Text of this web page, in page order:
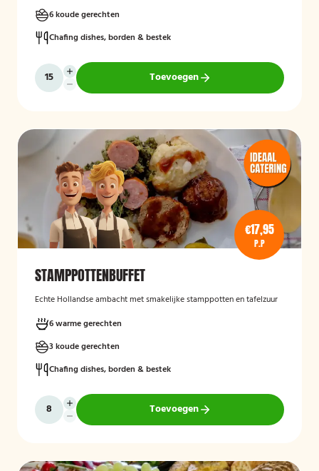
6 koude gerechten
Chafing dishes, borden & bestek
Toevoegen
€17,95
P.P
STAMPPOTTENBUFFET
Echte Hollandse ambacht met smakelijke stamppotten en tafelzuur
6 warme gerechten
3 koude gerechten
Chafing dishes, borden & bestek
Toevoegen